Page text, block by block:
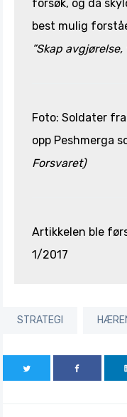
forsøk, og da
best mulig
”Skap
Foto: Soldater
opp Peshmerga
Forsvaret)
Artikkelen ble
1/2017
STRATEGI